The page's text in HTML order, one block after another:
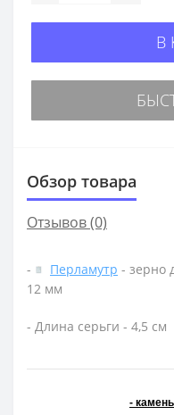
В
Обзор товара
Отзывов (0)
- Перламутр - зерно
12 мм
- Длина серьги - 4,5 см
-